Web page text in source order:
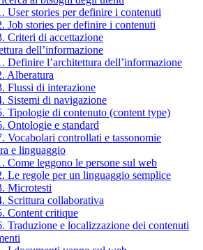
User stories per definire i contenuti
Job stories per definire i contenuti
Criteri di accettazione
dell’informazione
Definire l’architettura dell’informazione
Alberatura
Flussi di interazione
Sistemi di navigazione
Tipologie di contenuto (content type)
Ontologie e standard
Vocabolari controllati e tassonomie
e linguaggio
Come leggono le persone sul web
Le regole per un linguaggio semplice
Microtesti
Scrittura collaborativa
Content critique
Traduzione e localizzazione dei contenuti